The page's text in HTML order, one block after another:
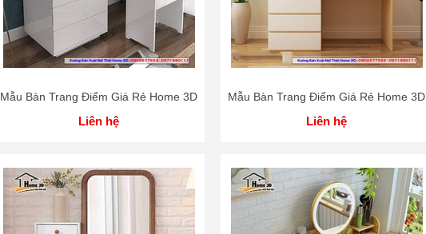
Mẫu Bàn Trang Điểm Giá Rẻ Home 3D
Liên hệ
Mẫu Bàn Trang Điểm Giá Rẻ Home 3D
Liên hệ